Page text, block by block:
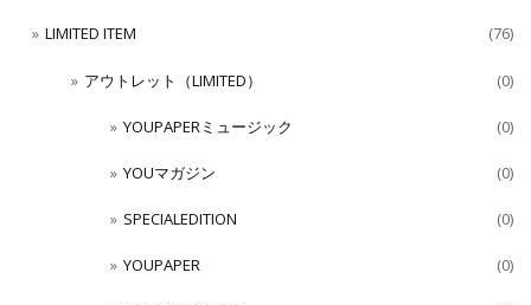
LIMITED ITEM (76)
アウトレット（LIMITED） (0)
YOUPAPERミュージック (0)
YOUマガジン (0)
SPECIALEDITION (0)
YOUPAPER (0)